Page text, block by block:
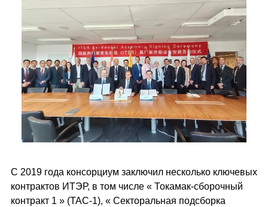
С 2019 года консорциум заключил несколько ключевых
контрактов ИТЭР, в том числе « Токамак-сборочный
контракт 1 » (TAC-1), « Секторальная подсборка